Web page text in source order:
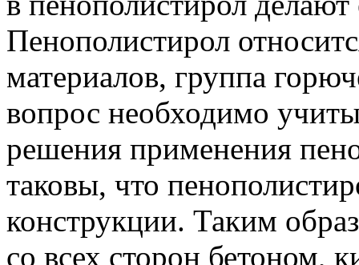
Пенополистирол
материалов, группа
вопрос необходимо
решения применения
таковы, что
конструкции. Таким
со всех сторон бетоном,